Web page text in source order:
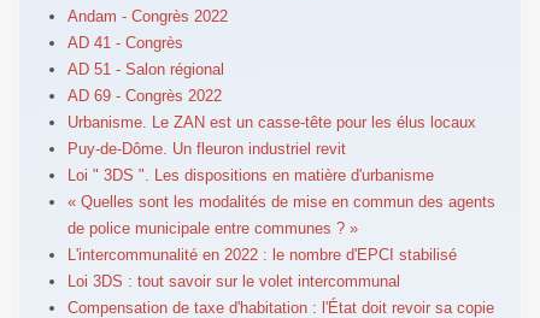
Andam - Congrès 2022
AD 41 - Congrès
AD 51 - Salon régional
AD 69 - Congrès 2022
Urbanisme. Le ZAN est un casse-tête pour les élus locaux
Puy-de-Dôme. Un fleuron industriel revit
Loi " 3DS ". Les dispositions en matière d'urbanisme
« Quelles sont les modalités de mise en commun des agents
de police municipale entre communes ? »
L'intercommunalité en 2022 : le nombre d'EPCI stabilisé
Loi 3DS : tout savoir sur le volet intercommunal
Compensation de taxe d'habitation : l'État doit revoir sa copie